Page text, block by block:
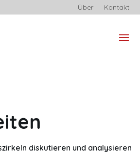
Über Kontakt
diskutieren und analysieren